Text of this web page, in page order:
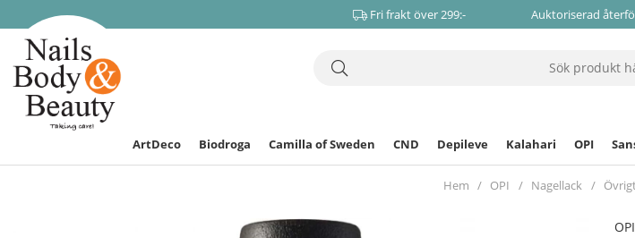
Fri frakt över 299:- Auktoriserad
ArtDeco Biodroga Camilla of Sweden CND Depileve Kalahari OPI
Hem OPI Nagellack
OPI